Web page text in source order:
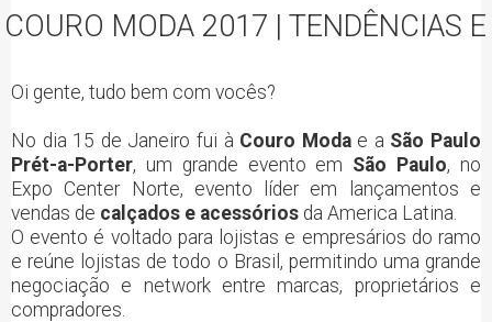
COURO MODA 2017 | TENDÊNCIAS
Oi gente, tudo bem com vocês?
No dia 15 de Janeiro fui à Couro Modae a São Paulo
Prét-a-Porter, um grande evento em São Paulo, no
Expo Center Norte, evento líder em lançamentos e
vendas de calçados e acessórios da America Latina.
O evento é voltado para lojistas e empresários do ramo
e reúne lojistas de todo o Brasil, permitindo uma grande
negociação e network entre marcas, proprietários e
compradores.